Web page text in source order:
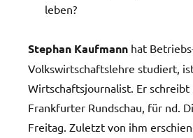
leben?
Stephan Kaufmann hat
Volkswirtschaftslehre studiert,
Wirtschaftsjournalist. Er schreibt
Frankfurter Rundschau, für nd.
Freitag. Zuletzt von ihm